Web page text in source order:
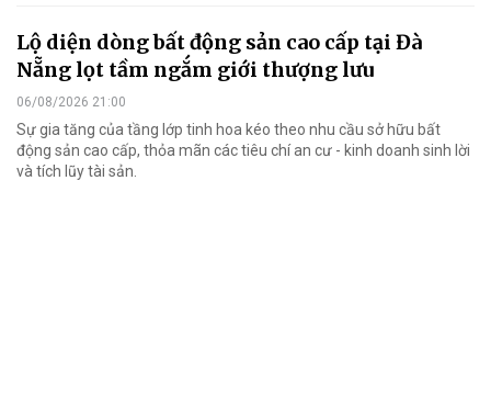
Lộ diện dòng bất động sản cao cấp tại Đà
Nẵng lọt tầm ngắm giới thượng lưu
06/08/2026 21:00
Sự gia tăng của tầng lớp tinh hoa kéo theo nhu cầu sở hữu bất
động sản cao cấp, thỏa mãn các tiêu chí an cư - kinh doanh sinh lời
và tích lũy tài sản.